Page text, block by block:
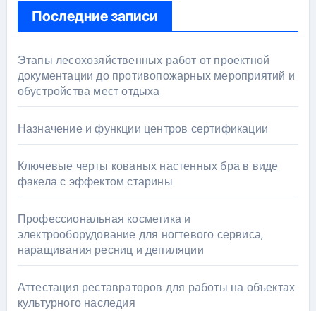
Последние записи
Этапы лесохозяйственных работ от проектной
документации до противопожарных мероприятий и
обустройства мест отдыха
Назначение и функции центров сертификации
Ключевые черты кованых настенных бра в виде
факела с эффектом старины
Профессиональная косметика и
электрооборудование для ногтевого сервиса,
наращивания ресниц и депиляции
Аттестация реставраторов для работы на объектах
культурного наследия